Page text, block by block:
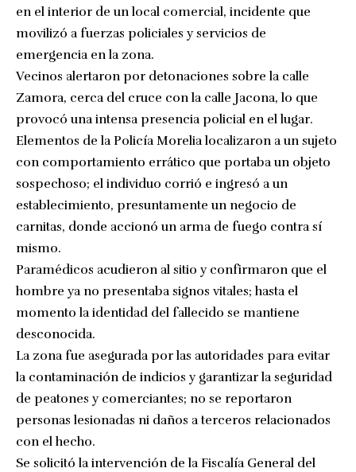
en el interior de un local comercial, incidente que
movilizó a fuerzas policiales y servicios de
emergencia en la zona.
Vecinos alertaron por detonaciones sobre la calle
Zamora, cerca del cruce con la calle Jacona, lo que
provocó una intensa presencia policial en el lugar.
Elementos de la Policía Morelia localizaron a un sujeto
con comportamiento errático que portaba un objeto
sospechoso; el individuo corrió e ingresó a un
establecimiento, presuntamente un negocio de
carnitas, donde accionó un arma de fuego contra sí
mismo.
Paramédicos acudieron al sitio y confirmaron que el
hombre ya no presentaba signos vitales; hasta el
momento la identidad del fallecido se mantiene
desconocida.
La zona fue asegurada por las autoridades para evitar
la contaminación de indicios y garantizar la seguridad
de peatones y comerciantes; no se reportaron
personas lesionadas ni daños a terceros relacionados
con el hecho.
Se solicitó la intervención de la Fiscalía General del